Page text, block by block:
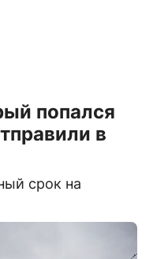
попался
в
срок на